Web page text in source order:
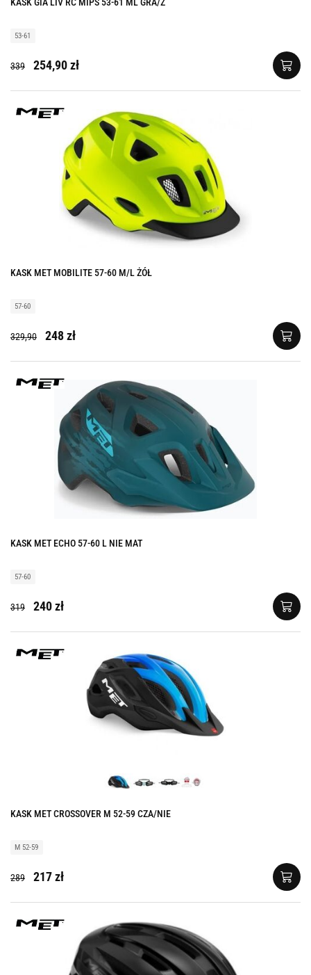
53-61
339 254,90 zł
KASK MET MOBILITE 57-60 M/L ŻÓŁ
57-60
329,90 248 zł
KASK MET ECHO 57-60 L NIE MAT
57-60
319 240 zł
KASK MET CROSSOVER M 52-59 CZA/NIE
M 52-59
289 217 zł